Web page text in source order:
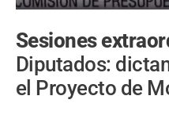
Sesiones
Diputados:
el Proyecto de